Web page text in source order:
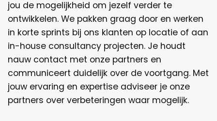
jou de mogelijkheid om jezelf verder te
ontwikkelen. We pakken graag door en werken
in korte sprints bij ons klanten op locatie of aan
in-house consultancy projecten. Je houdt
nauw contact met onze partners en
communiceert duidelijk over de voortgang. Met
jouw ervaring en expertise adviseer je onze
partners over verbeteringen waar mogelijk.